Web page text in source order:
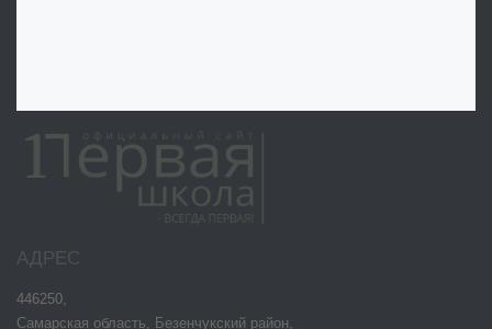
АДРЕС
446250,
Самарская область, Безенчукский район,